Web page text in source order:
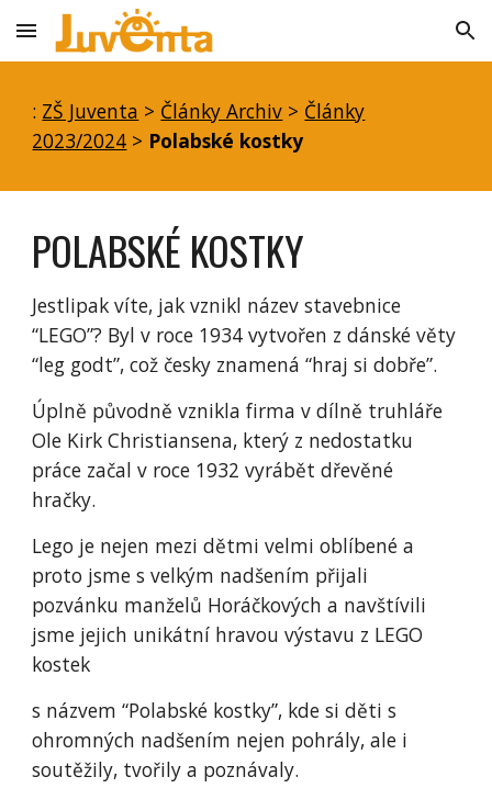
Skip to main content Skip to navigation
: ZŠ Juventa > Články Archiv > Články
2023/2024 > Polabské kostky
POLABSKÉ KOSTKY
Jestlipak víte, jak vznikl název stavebnice
“LEGO”? Byl v roce 1934 vytvořen z dánské věty
“leg godt”, což česky znamená “hraj si dobře”.
Úplně původně vznikla firma v dílně truhláře
Ole Kirk Christiansena, který z nedostatku
práce začal v roce 1932 vyrábět dřevěné
hračky.
Lego je nejen mezi dětmi velmi oblíbené a
proto jsme s velkým nadšením přijali
pozvánku manželů Horáčkových a navštívili
jsme jejich unikátní hravou výstavu z LEGO
kostek
s názvem “Polabské kostky”, kde si děti s
ohromných nadšením nejen pohrály, ale i
soutěžily, tvořily a poznávaly.